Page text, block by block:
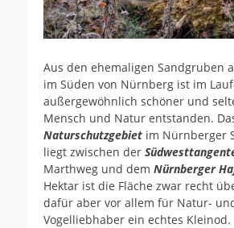
Aus den ehemaligen Sandgruben
im Süden von Nürnberg ist im
außergewöhnlich schöner und
Mensch und Natur entstanden.
Naturschutzgebiet im Nürnberger
liegt zwischen der
Marthweg und dem Nürnberger
Hektar ist die Fläche zwar recht
dafür aber vor allem für Natur-
Vogelliebhaber ein echtes Kleinod.